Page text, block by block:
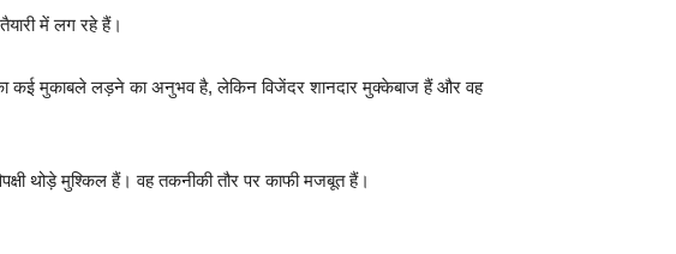
में लग रहे हैं।
कई मुकाबले लड़ने का अनुभव है, लेकिन विजेंदर शानदार मुक्केबाज हैं और वह
थोड़े मुश्किल हैं। वह तकनीकी तौर पर काफी मजबूत हैं।